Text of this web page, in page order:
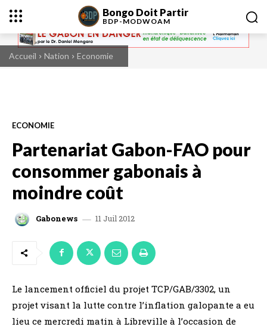
Bongo Doit Partir
BDP-MODWOAM
Accueil Nation Economie
ECONOMIE
Partenariat Gabon-FAO pour
consommer gabonais à
moindre coût
Gabonews 11 Juil 2012
Le lancement officiel du projet TCP/GAB/3302, un
projet visant la lutte contre l’inflation galopante a eu
lieu ce mercredi matin à Libreville à l’occasion de